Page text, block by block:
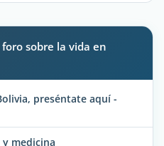
sobre la vida en
preséntate aquí -
medicina